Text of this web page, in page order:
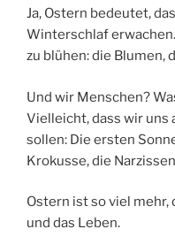
Ja, Ostern bedeutet,
Winterschlaf
zu blühen: die Blumen,
Und wir Menschen?
Vielleicht, dass wir uns
sollen: Die ersten
Krokusse, die
Ostern ist so viel
und das Leben.